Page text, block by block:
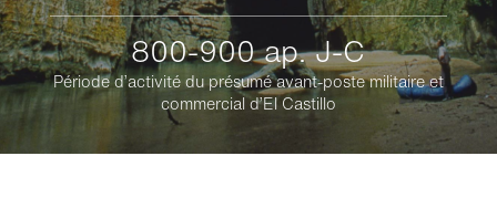
800-900 ap. J-C
Période d’activité du présumé avant-poste militaire et
commercial d’El Castillo